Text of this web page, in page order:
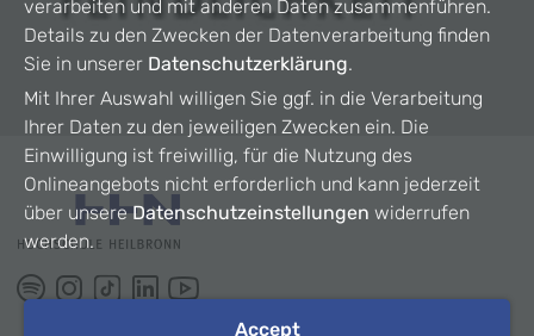
verarbeiten und mit anderen Daten zusammenführen.
Details zu den Zwecken der Datenverarbeitung finden
Sie in unserer Datenschutzerklärung.
Mit Ihrer Auswahl willigen Sie ggf. in die Verarbeitung
Ihrer Daten zu den jeweiligen Zwecken ein. Die
Einwilligung ist freiwillig, für die Nutzung des
Onlineangebots nicht erforderlich und kann jederzeit
über unsereDatenschutzeinstellungen widerrufen
werden.
Accept